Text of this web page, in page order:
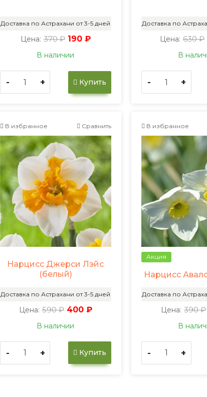
Доставка по Астрахани от 3-5 дней
Цена: 370 ₽ 190 ₽
В наличии
- + Купить
Доставка по
Цена: 630 ₽
В
- +
В избранное Сравнить
Нарцисс Джерси Лэйс
(белый)
Доставка по Астрахани от 3-5 дней
Цена: 590 ₽ 400 ₽
В наличии
- + Купить
В избранное
Акция
Нарцисс
Доставка по
Цена: 390 ₽
В
- +